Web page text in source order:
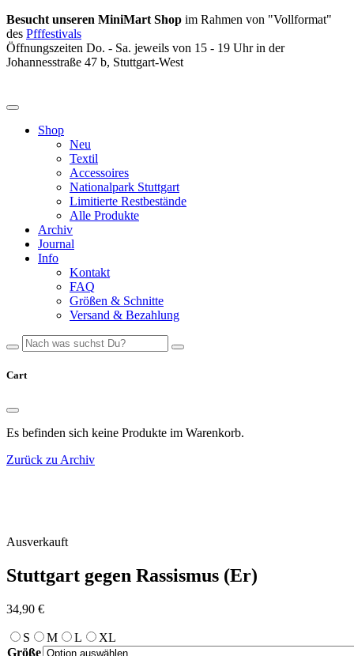
Besucht unseren MiniMart Shop im Rahmen von "Vollformat"
des Pfffestivals
Öffnungszeiten Do. - Sa. jeweils von 15 - 19 Uhr in der
Johannesstraße 47 b, Stuttgart-West
Shop
Neu
Textil
Accessoires
Nationalpark Stuttgart
Limitierte Restbestände
Alle Produkte
Archiv
Journal
Info
Kontakt
FAQ
Größen & Schnitte
Versand & Bezahlung
Cart
Es befinden sich keine Produkte im Warenkorb.
Zurück zu Archiv
Ausverkauft
Stuttgart gegen Rassismus (Er)
34,90 €
S M L
XL
Größe